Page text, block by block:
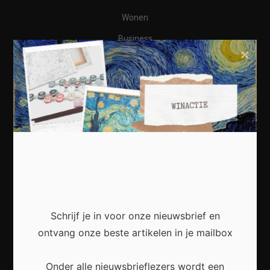
Wonen
Business
Financieel
Varia
Meest recent
Waarom een thuisbatterij steeds interessanter
wordt voor Nederlandse huishoudens
Schrijf je in voor onze nieuwsbrief en
ontvang onze beste artikelen in je mailbox
Onder alle nieuwsbrieflezers wordt een
×